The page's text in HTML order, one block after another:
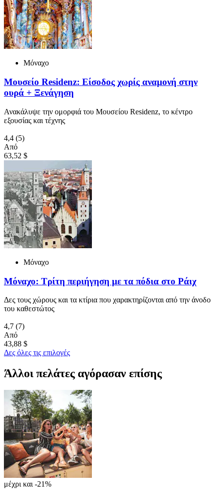
Μόναχο
Μουσείο Residenz: Είσοδος χωρίς αναμονή στην
ουρά + Ξενάγηση
Ανακάλυψε την ομορφιά του Μουσείου Residenz, το κέντρο
εξουσίας και τέχνης
4,4 (5)
Από
63,52 $
Μόναχο
Μόναχο: Τρίτη περιήγηση με τα πόδια στο Ράιχ
Δες τους χώρους και τα κτίρια που χαρακτηρίζονται από την άνοδο
του καθεστώτος
4,7 (7)
Από
43,88 $
Δες όλες τις επιλογές
Άλλοι πελάτες αγόρασαν επίσης
μέχρι και -21%